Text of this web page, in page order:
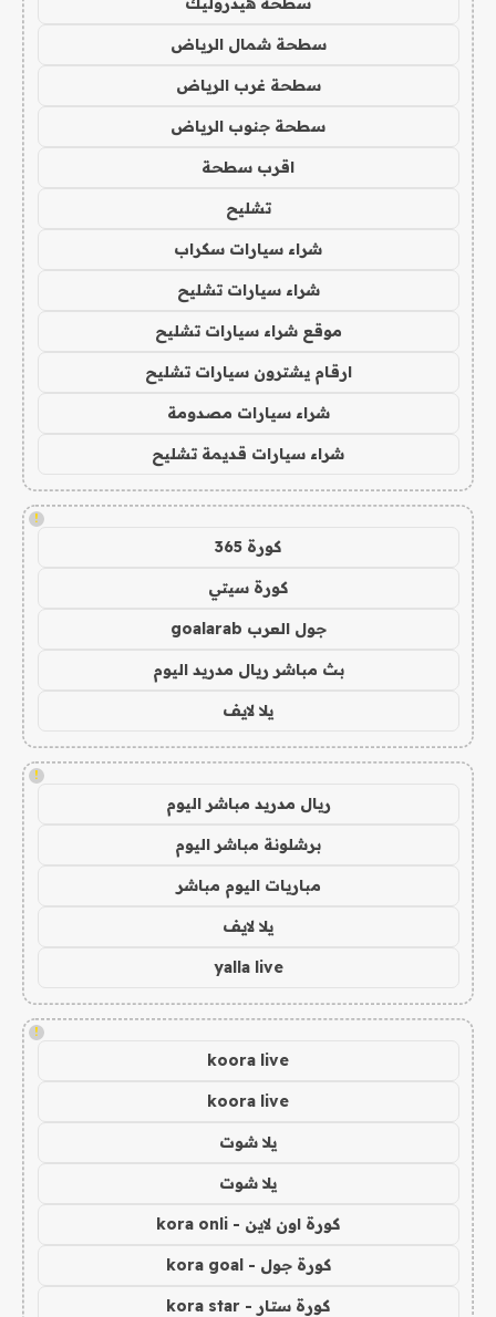
سطحة شمال الرياض
سطحة غرب الرياض
سطحة جنوب الرياض
اقرب سطحة
تشليح
شراء سيارات سكراب
شراء سيارات تشليح
موقع شراء سيارات تشليح
ارقام يشترون سيارات تشليح
شراء سيارات مصدومة
شراء سيارات قديمة تشليح
!
كورة 365
كورة سيتي
جول العرب goalarab
بث مباشر ريال مدريد اليوم
يلا لايف
!
ريال مدريد مباشر اليوم
برشلونة مباشر اليوم
مباريات اليوم مباشر
يلا لايف
yalla live
!
koora live
koora live
يلا شوت
يلا شوت
كورة اون لاين - kora onli
كورة جول - kora goal
كورة ستار - kora star